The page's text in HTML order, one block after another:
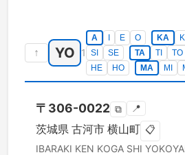
↑ YO 1
A E O KA KI
SI
SE TA TI TO
HE
HO MA MI
〒 306-0022 ⧉ 📍
茨城県 古河市 横山町 📋
IBARAKI KEN KOGA SHI